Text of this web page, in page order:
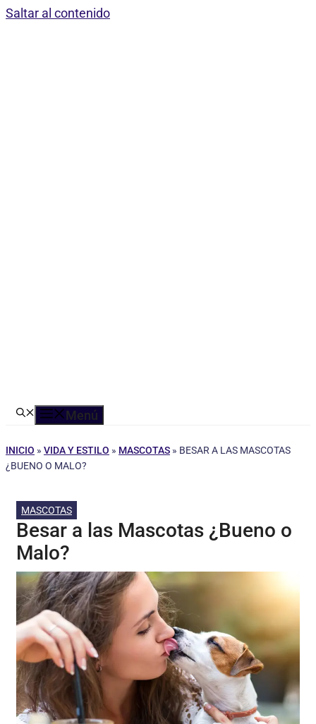
Saltar al contenido
Menú
INICIO » VIDA Y ESTILO » MASCOTAS » BESAR A LAS MASCOTAS
¿BUENO O MALO?
MASCOTAS
Besar a las Mascotas ¿Bueno o
Malo?